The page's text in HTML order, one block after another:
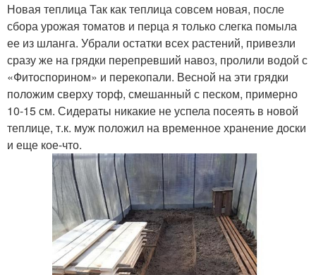
Новая теплица Так как теплица совсем новая, после
сбора урожая томатов и перца я только слегка помыла
ее из шланга. Убрали остатки всех растений, привезли
сразу же на грядки перепревший навоз, пролили водой с
«Фитоспорином» и перекопали. Весной на эти грядки
положим сверху торф, смешанный с песком, примерно
10-15 см. Сидераты никакие не успела посеять в новой
теплице, т.к. муж положил на временное хранение доски
и еще кое-что.